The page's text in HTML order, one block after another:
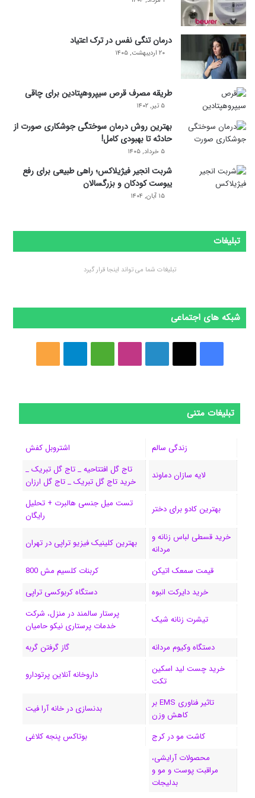
درمان تنگی نفس در ترک اعتیاد
۲۰ اردیبهشت, ۱۴۰۵
طریقه مصرف قرص سیپروهپتادین برای چاقی
۵ تیر, ۱۴۰۲
بهترین روش درمان سوختگی جوشکاری صورت از
حادثه تا بهبودی کامل!
۵ خرداد, ۱۴۰۵
شربت انجیر فیژیلاکس؛ راهی طبیعی برای رفع
یبوست کودکان و بزرگسالان
۱۵ آبان, ۱۴۰۴
تبلیغات
تبلیغات شما می تواند اینجا قرار گیرد
شبکه های اجتماعی
س
ب
ک
ک
س
ن
ک
د
ن
ن
س
ا
ا
d
i
m
گ
ر
ا
م
ر
ا
ک
تبلیغات متنی
زندگی سالم اشتروبل کفش
لایه سازان دماوند
تاج گل افتتاحیه _ تاج گل تبریک _
خرید تاج گل تبریک _ تاج گل ارزان
بهترین کادو برای دختر
تست میل جنسی هالبرت + تحلیل
رایگان
خرید قسطی لباس زنانه و
مردانه
بهترین کلینیک فیزیو تراپی در تهران
قیمت سمعک اتیکن
کربنات کلسیم مش 800
خرید دایرکت انبوه
دستگاه کربوکسی تراپی
تیشرت زنانه شیک
پرستار سالمند در منزل، شرکت
خدمات پرستاری نیکو حامیان
دستگاه وکیوم مردانه
گاز گرفتن گربه
خرید چست لید اسکین
تکت
داروخانه آنلاین پرتودارو
تاثیر فناوری EMS بر
کاهش وزن
بدنسازی در خانه آرا فیت
کاشت مو در کرج
بوتاکس پنجه کلاغی
محصولات آرایشی،
مراقبت پوست و مو و
بدلیجات